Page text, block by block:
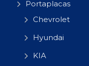
Portaplacas
Chevrolet
Hyundai
KIA